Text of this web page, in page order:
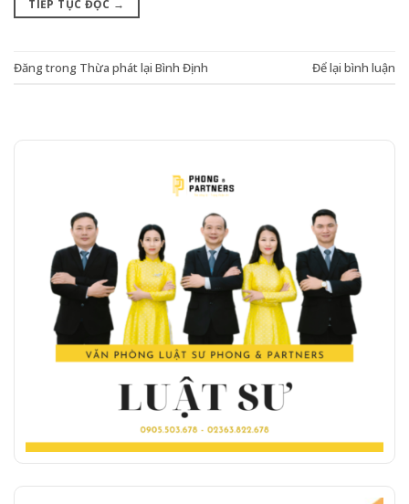
TIẾP TỤC ĐỌC →
Đăng trong Thừa phát lại Bình Định Để lại bình luận